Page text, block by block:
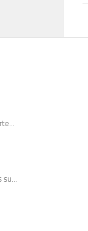
su...